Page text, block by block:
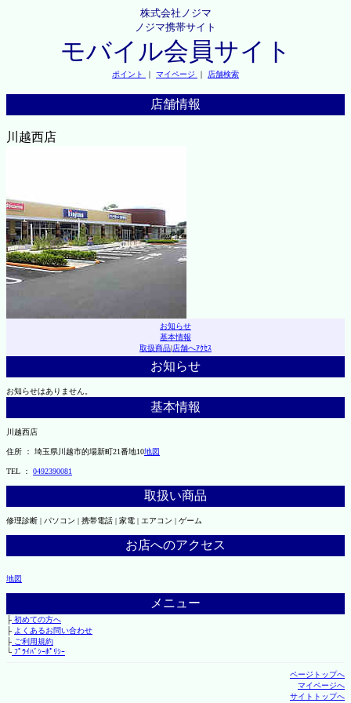
株式会社ノジマ
ノジマ携帯サイト
モバイル会員サイト
ポイント ｜ マイページ ｜ 店舗検索
店舗情報
川越西店
お知らせ
基本情報
取扱商品|店舗へｱｸｾｽ
お知らせ
お知らせはありません。
基本情報
川越西店
住所 ： 埼玉県川越市的場新町21番地10地図
TEL ： 0492390081
取扱い商品
修理診断 | パソコン | 携帯電話 | 家電 | エアコン | ゲーム
お店へのアクセス
地図
メニュー
├初めての方へ
├ よくあるお問い合わせ
├ご利用規約
└ﾌﾟﾗｲﾊﾞｼｰﾎﾟﾘｼｰ
ページトップへ
マイページへ
サイトトップへ